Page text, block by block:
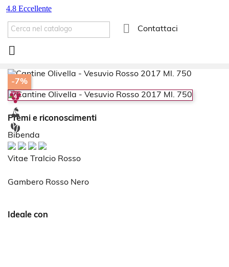
 Contattaci

-7%
Premi e riconoscimenti
Bibenda
Vitae Tralcio Rosso
Gambero Rosso Nero
Ideale con